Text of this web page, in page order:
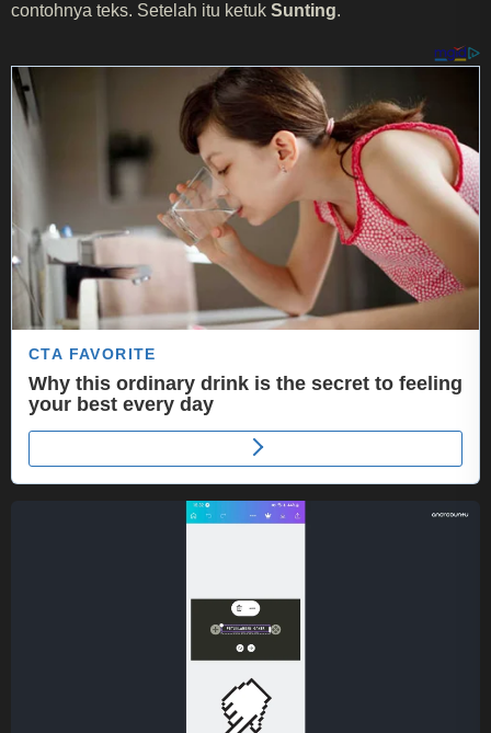
contohnya teks. Setelah itu ketuk Sunting.